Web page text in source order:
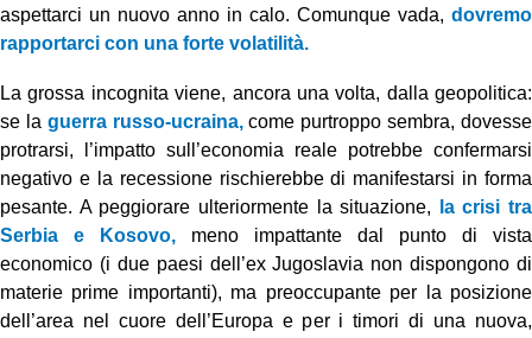
aspettarci un nuovo anno in calo. Comunque vada, dovremo
rapportarci con una forte volatilità.
La grossa incognita viene, ancora una volta, dalla geopolitica:
se la guerra russo-ucraina,come purtroppo sembra, dovesse
protrarsi, l’impatto sull’economia reale potrebbe confermarsi
negativo e la recessione rischierebbe di manifestarsi in forma
pesante. A peggiorare ulteriormente la situazione,
la crisi tra
Serbia e Kosovo, meno impattante dal punto di vista
economico (i due paesi dell’ex Jugoslavia non dispongono di
materie prime importanti), ma preoccupante per la posizione
dell’area nel cuore dell’Europa e per i timori di una nuova,